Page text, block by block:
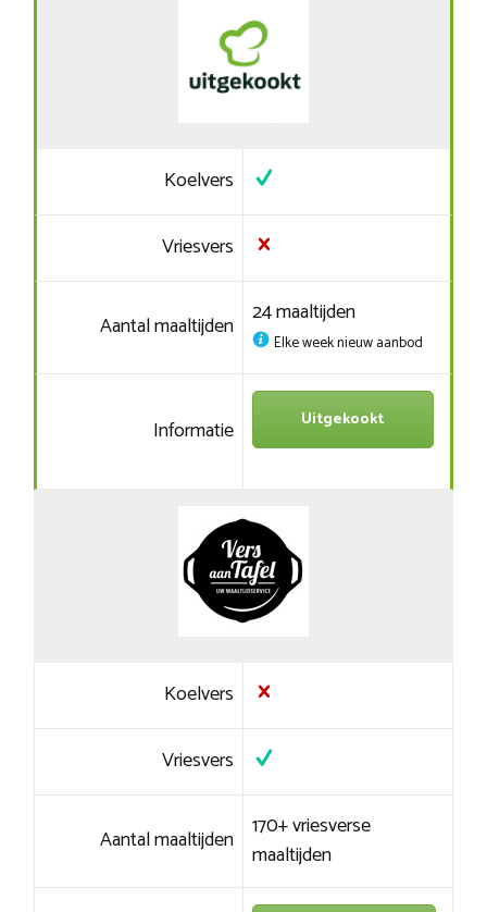
Koelvers
Vriesvers
Aantal maaltijden 24 maaltijden
Elke week nieuw aanbod
Informatie Uitgekookt
Koelvers
Vriesvers
Aantal maaltijden 170+ vriesverse
maaltijden